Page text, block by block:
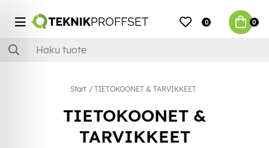
0 0
Start TIETOKOONET & TARVIKKEET
TIETOKOONET &
TARVIKKEET